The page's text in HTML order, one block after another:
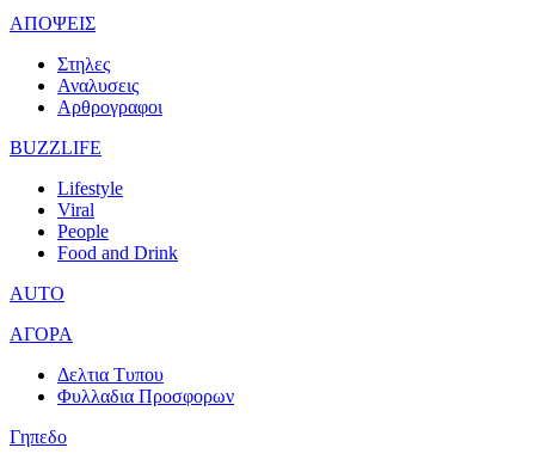
ΑΠΟΨΕΙΣ
Στηλες
Αναλυσεις
Αρθρογραφοι
BUZZLIFE
Lifestyle
Viral
People
Food and Drink
AUTO
ΑΓΟΡΑ
Δελτια Τυπου
Φυλλαδια Προσφορων
Γηπεδο